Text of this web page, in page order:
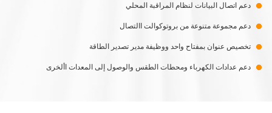
دعم اتصال البيانات لنظام المراقبة المحلي
دعم مجموعة متنوعة من بروتوكوالت االتصال
تخصيص عنوان بمفتاح واحد ووظيفة مدير تصدير الطاقة
دعم عدادات الكهرباء ومحطات الطقس والوصول إلى المعدات األخرى